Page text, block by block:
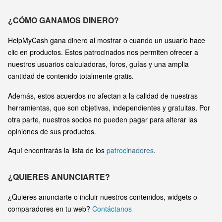
¿CÓMO GANAMOS DINERO?
HelpMyCash gana dinero al mostrar o cuando un usuario hace
clic en productos. Estos patrocinados nos permiten ofrecer a
nuestros usuarios calculadoras, foros, guías y una amplia
cantidad de contenido totalmente gratis.
Además, estos acuerdos no afectan a la calidad de nuestras
herramientas, que son objetivas, independientes y gratuitas. Por
otra parte, nuestros socios no pueden pagar para alterar las
opiniones de sus productos.
Aquí encontrarás la lista de los patrocinadores.
¿QUIERES ANUNCIARTE?
¿Quieres anunciarte o incluir nuestros contenidos, widgets o
comparadores en tu web? Contáctanos